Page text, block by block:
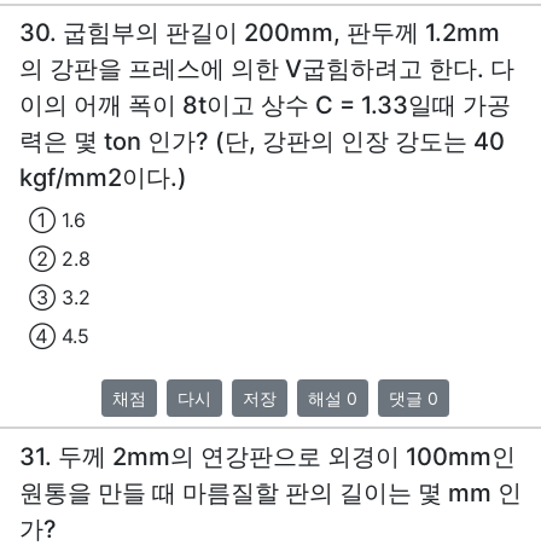
30. 굽힘부의 판길이 200mm, 판두께 1.2mm
의 강판을 프레스에 의한 V굽힘하려고 한다. 다
이의 어깨 폭이 8t이고 상수 C = 1.33일때 가공
력은 몇 ton 인가? (단, 강판의 인장 강도는 40
kgf/mm2이다.)
① 1.6
② 2.8
③ 3.2
④ 4.5
채점 다시 저장 해설 0 댓글 0
31. 두께 2mm의 연강판으로 외경이 100mm인
원통을 만들 때 마름질할 판의 길이는 몇 mm 인
가?